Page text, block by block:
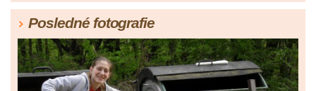
Posledné fotografie